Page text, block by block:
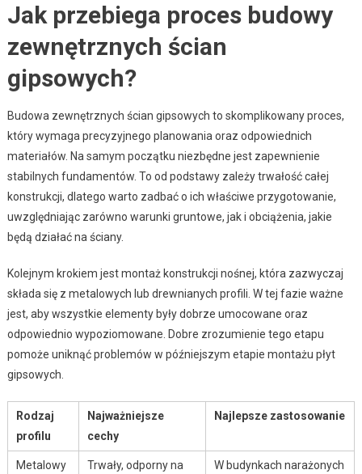
Jak przebiega proces budowy
zewnętrznych ścian
gipsowych?
Budowa zewnętrznych ścian gipsowych to skomplikowany proces,
który wymaga precyzyjnego planowania oraz odpowiednich
materiałów. Na samym początku niezbędne jest zapewnienie
stabilnych fundamentów. To od podstawy zależy trwałość całej
konstrukcji, dlatego warto zadbać o ich właściwe przygotowanie,
uwzględniając zarówno warunki gruntowe, jak i obciążenia, jakie
będą działać na ściany.
Kolejnym krokiem jest montaż konstrukcji nośnej, która zazwyczaj
składa się z metalowych lub drewnianych profili. W tej fazie ważne
jest, aby wszystkie elementy były dobrze umocowane oraz
odpowiednio wypoziomowane. Dobre zrozumienie tego etapu
pomoże uniknąć problemów w późniejszym etapie montażu płyt
gipsowych.
Rodzaj
profilu
Najważniejsze
cechy
Najlepsze zastosowanie
Metalowy
Trwały, odporny na
W budynkach narażonych